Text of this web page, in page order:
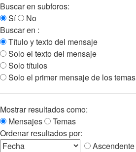
Buscar en subforos:
Sí
No
Buscar en :
Título y texto del mensaje
Solo el texto del mensaje
Solo títulos
Solo el primer mensaje de los temas
Mostrar resultados como:
Mensajes
Temas
Ordenar resultados por:
Ascendente